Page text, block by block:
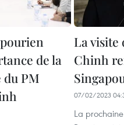
de la
PM
La visite
Chinh
07/02/2023
La